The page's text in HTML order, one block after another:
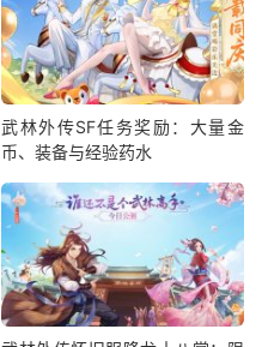
武林外传SF任务奖励：大量金
币、装备与经验药水